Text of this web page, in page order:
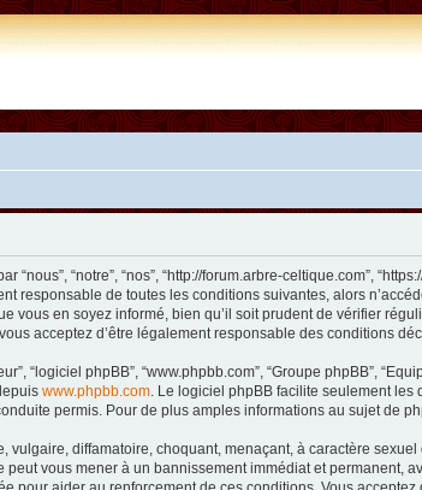
“nous”, “notre”, “nos”, “http://forum.arbre-celtique.com”,
responsable de toutes les conditions suivantes, alors
vous en soyez informé, bien qu’il soit prudent de vérifier
acceptez d’être légalement responsable des conditions
“logiciel phpBB”, “www.phpbb.com”, “Groupe phpBB”,
www.phpbb.com . Le logiciel phpBB facilite seulement
permis. Pour de plus amples informations au sujet de
diffamatoire, choquant, menaçant, à caractère
vous mener à un bannissement immédiat et permanent,